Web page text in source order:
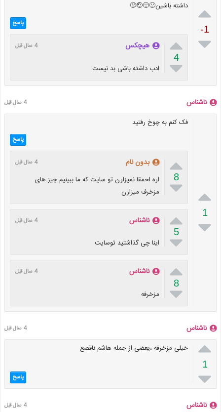

-1

داشته باشین🙁🙁🤕😠
پاسخ

4

هیچکس 4 سال قبل
ادب داشته باشی بد نیست
ناشناس 4 سال قبل

1

فک کنم بە چوخ رفتید
پاسخ

8

بدون نام 4 سال قبل
اره احمقا نمیزارن تو سایت که ما ببینیم چیز های
مزخرف میزارن

5

ناشناس 4 سال قبل
اینا چی گذاشتید توسایت

8

ناشناس 4 سال قبل
مزخرفە
ناشناس 4 سال قبل

1

خیلی مزخرفە ،یعضی از جملە هاشم ناقصع
پاسخ
ناشناس 4 سال قبل